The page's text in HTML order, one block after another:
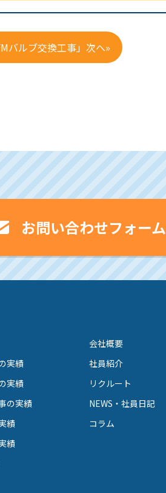
バルブ交換工事」次へ»
お問い合わせフォーム
実績
実績
の実績
績
績
会社概要
社員紹介
リクルート
NEWS・社員日記
コラム